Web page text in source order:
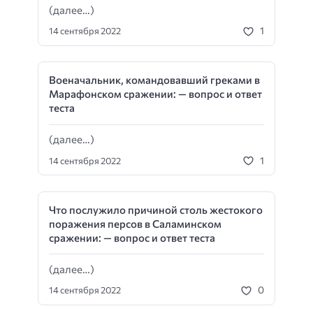
(далее…)
14 сентября 2022 1
Военачальник, командовавший греками в
Марафонском сражении: — вопрос и ответ
теста
(далее…)
14 сентября 2022 1
Что послужило причиной столь жестокого
поражения персов в Саламинском
сражении: — вопрос и ответ теста
(далее…)
14 сентября 2022 0